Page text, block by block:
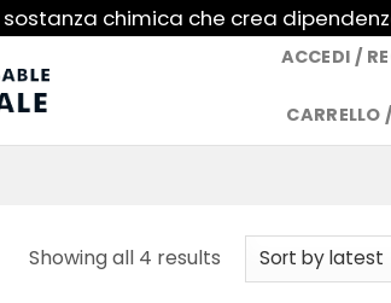
sostanza chimica che crea
ACCEDI /
CARRELLO
Showing all 4 resultsSorted